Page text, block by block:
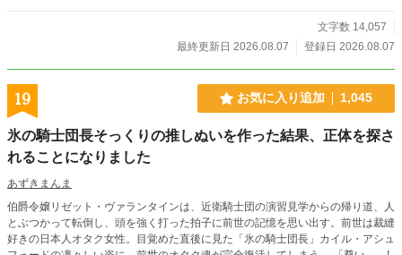
文字数 14,057
最終更新日 2026.08.07
登録日 2026.08.07
19 お気に入り追加 1,045
氷の騎士団長そっくりの推しぬいを作った結果、正体を探さ
れることになりました
あずきまんま
伯爵令嬢リゼット・ヴァランタインは、近衛騎士団の演習見学からの帰り道、人
とぶつかって転倒し、頭を強く打った拍子に前世の記憶を思い出す。前世は裁縫
好きの日本人オタク女性。目覚めた直後に見た「氷の騎士団長」カイル・アシュ